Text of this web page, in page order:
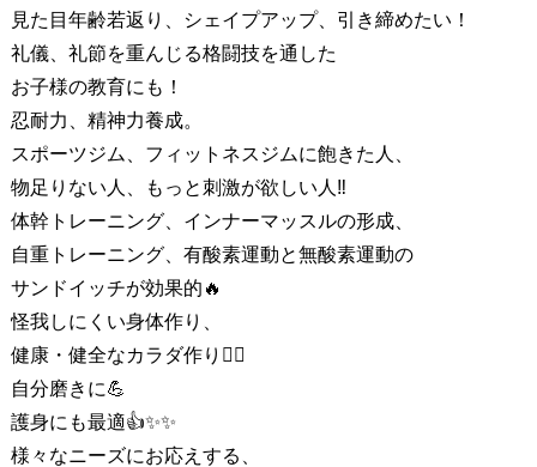
見た目年齢若返り、シェイプアップ、引き締めたい！
礼儀、礼節を重んじる格闘技を通した
お子様の教育にも！
忍耐力、精神力養成。
スポーツジム、フィットネスジムに飽きた人、
物足りない人、もっと刺激が欲しい人 ‼️
体幹トレーニング、インナーマッスルの形成、
自重トレーニング、有酸素運動と無酸素運動の
サンドイッチが効果的 🔥
怪我しにくい身体作り、
健康・健全なカラダ作り 🙋‍♂️
自分磨きに💪
護身にも最適👍✨✨
様々なニーズにお応えする、